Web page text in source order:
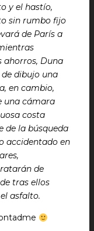
y el hastío,
sin rumbo fijo
de París a
ahorros, Duna
dibujo una
en cambio,
una cámara
costa
de la búsqueda
accidentado en
de
tras ellos
asfalto.